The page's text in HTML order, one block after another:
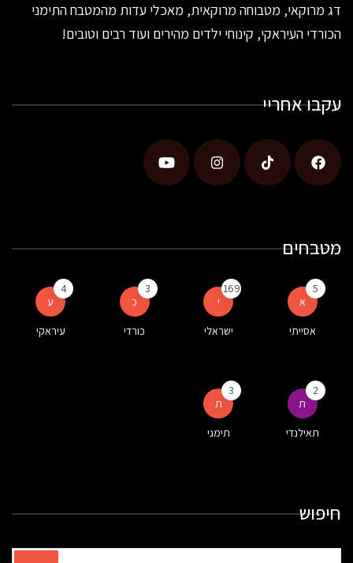
דג מרוקאי, מטבוחה מרוקאית, מאכלי עדות מהמטבח התימני
הכורדי העיראקי, קינוחי ילדים מהירים ועוד רבים וטובים!
עקבו אחריי
מטבחים
א
5
אסייתי
י
169
ישראלי
כ
3
כורדי
ע
4
עיראקי
ת
2
תאילנדי
ת
3
תימני
חיפוש